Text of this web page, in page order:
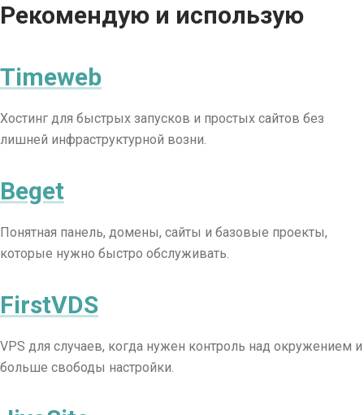
Рекомендую и использую
Timeweb
Хостинг для быстрых запусков и простых сайтов без
лишней инфраструктурной возни.
Beget
Понятная панель, домены, сайты и базовые проекты,
которые нужно быстро обслуживать.
FirstVDS
VPS для случаев, когда нужен контроль над окружением и
больше свободы настройки.